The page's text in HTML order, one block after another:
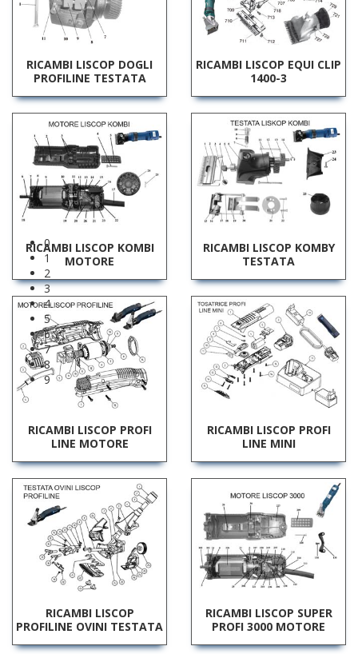
0
1
2
3
4
5
6
7
8
9
RICAMBI LISCOP DOGLI
PROFILINE TESTATA
RICAMBI LISCOP EQUI CLIP
1400-3
RICAMBI LISCOP KOMBI
MOTORE
RICAMBI LISCOP KOMBY
TESTATA
RICAMBI LISCOP PROFI
LINE MOTORE
RICAMBI LISCOP PROFI
LINE MINI
RICAMBI LISCOP
PROFILINE OVINI TESTATA
RICAMBI LISCOP SUPER
PROFI 3000 MOTORE